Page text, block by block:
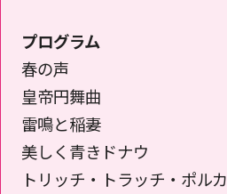
プログラム
春の声
皇帝円舞曲
雷鳴と稲妻
美しく青きドナウ
トリッチ・トラッチ・ポルカ